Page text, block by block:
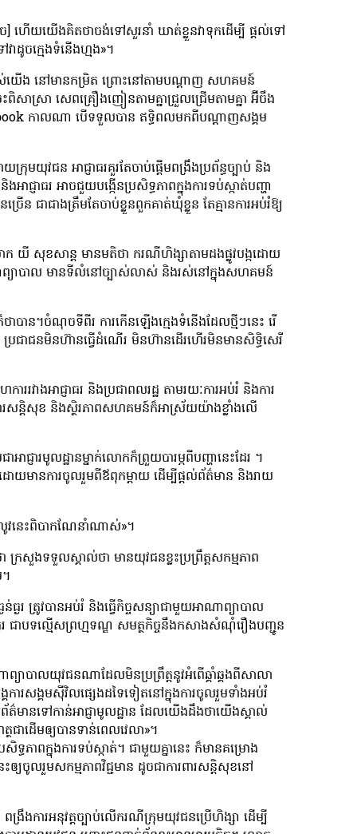
ហើយយើងគិតថាចង់ទៅសួរនាំ ឃាត់ខ្លួនវាទុកដើម្បី ផ្តល់ទៅ
ដូចក្មេងទំនើងហ្មង»។
ស់យើង នៅមានកម្រិត ព្រោះនៅតាមបណ្តាញ សហគមន៍
ាស្រា សេពគ្រឿងញៀនតាមគ្នាជ្រួលជ្រើមតាមគ្នា អ៊ីចឹង
កាលណា បើទទួលបាន ឥទ្ធិពលមកពីបណ្តាញសង្គម
យុវជន អាជ្ញាធរគួរតែចាប់ផ្តើមពង្រឹងប្រព័ន្ធច្បាប់ និង
ជ្ញាធរ អាចជួយបង្កើនប្រសិទ្ធភាពក្នុងការទប់ស្កាត់បញ្ហា
ន ជាជាងត្រឹមតែចាប់ខ្លួនពួកគាត់ឃុំខ្លួន តែគ្មានការអប់រំឱ្យ
ក យី សុខសាន្ត មានមតិថា ករណីហិង្សាតាមដងផ្លូវបង្កដោយ
ព្យាបាល មានទីលំនៅច្បាស់លាស់ និងរស់នៅក្នុងសហគមន៍
ន។ចំណុចទីពីរ ការកើនឡើងក្មេងទំនើងដែលថ្មីៗនេះ រើ
ប្រជាជនមិនហ៊ានធ្វើដំណើរ មិនហ៊ានដើរហើរមិនមានសិទ្ធិសេរី
រវាងអាជ្ញាធរ និងប្រជាពលរដ្ឋ តាមរយៈការអប់រំ និងការ
រសន្តិសុខ និងស្ថិរភាពសហគមន៍ក៏អាស្រ័យយ៉ាងខ្លាំងលើ
ញារមូលដ្ឋានម្នាក់លោកក៏ព្រួយបារម្ភពីបញ្ហានេះដែរ ។
ោយមានការចូលរួមពីឪពុកម្តាយ ដើម្បីផ្តល់ព័ត៌មាន និងរាយ
លូវនេះពិបាកណែនាំណាស់»។
រសួងទទួលស្គាល់ថា មានយុវជនខ្លះប្រព្រឹត្តសកម្មភាព
រ ត្រូវបានអប់រំ និងធ្វើកិច្ចសន្យាជាមួយអាណាព្យាបាល
រ ជាបទល្មើសព្រហ្មទណ្ឌ សមត្ថកិច្ចនឹងកសាងសំណុំរឿងបញ្ជូន
ាបាលយុវជនណាដែលមិនប្រព្រឹត្តនូវអំពើឆ្គាំឆ្គងពីសាលា
ការសង្គមស៊ីវិលផ្សេងដទៃទៀតនៅក្នុងការចូលរួមទាំងអប់រំ
ព័ត៌មានទៅកាន់អាជ្ញាមូលដ្ឋាន ដែលយើងដឹងថាយើងស្គាល់
ាដើមឲ្យបានទាន់ពេលវេលា»។
ទ្ធភាពក្នុងការទប់ស្កាត់។ ជាមួយគ្នានេះ ក៏មានគម្រោង
ចូលរួមសកម្មភាពវិជ្ជមាន ដូចជាការពារសន្តិសុខនៅ
រឹងការអនុវត្តច្បាប់លើករណីក្រុមយុវជនប្រើហិង្សា ដើម្បី